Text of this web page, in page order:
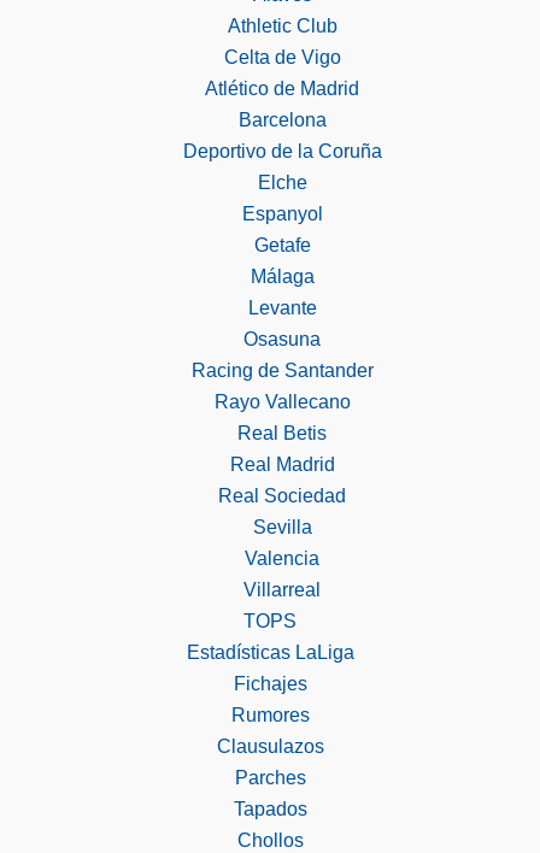
Athletic Club
Celta de Vigo
Atlético de Madrid
Barcelona
Deportivo de la Coruña
Elche
Espanyol
Getafe
Málaga
Levante
Osasuna
Racing de Santander
Rayo Vallecano
Real Betis
Real Madrid
Real Sociedad
Sevilla
Valencia
Villarreal
TOPS
Estadísticas LaLiga
Fichajes
Rumores
Clausulazos
Parches
Tapados
Chollos